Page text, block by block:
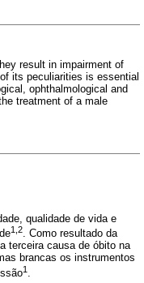
result in impairment of
its peculiarities is essential
ophthalmological and
treatment of a male
qualidade de vida e
1,2. Como resultado da
terceira causa de óbito na
brancas os instrumentos
1